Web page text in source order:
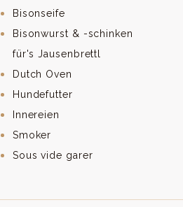
Bisonseife
Bisonwurst & -schinken
für's Jausenbrettl
Dutch Oven
Hundefutter
Innereien
Smoker
Sous vide garer